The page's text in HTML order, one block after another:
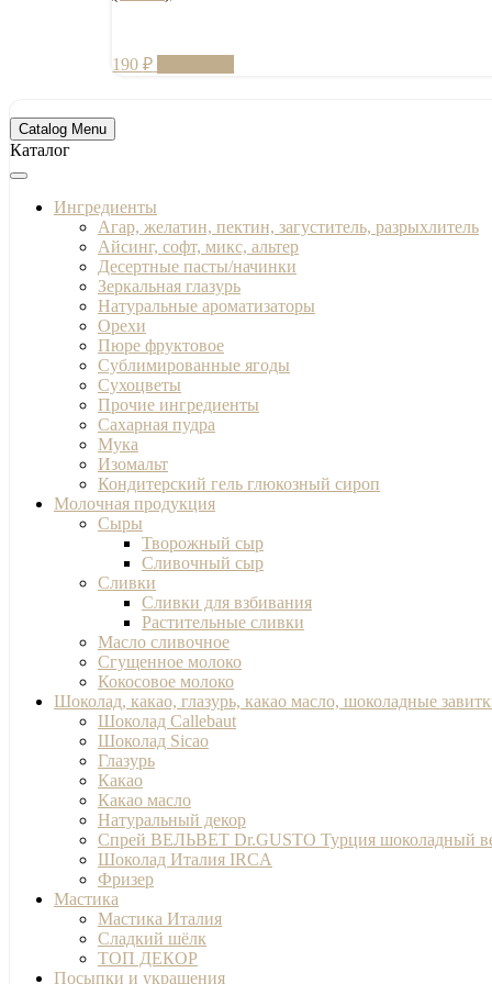
190₽
Catalog Menu
Каталог
Ингредиенты
Агар, желатин, пектин, загуститель, разрыхлитель
Айсинг, софт, микс, альтер
Десертные пасты/начинки
Зеркальная глазурь
Натуральные ароматизаторы
Орехи
Пюре фруктовое
Сублимированные ягоды
Сухоцветы
Прочие ингредиенты
Сахарная пудра
Мука
Изомальт
Кондитерский гель глюкозный сироп
Молочная продукция
Сыры
Творожный сыр
Сливочный сыр
Сливки
Сливки для взбивания
Растительные сливки
Масло сливочное
Сгущенное молоко
Кокосовое молоко
Шоколад, какао, глазурь, какао масло, шоколадные
Шоколад Callebaut
Шоколад Sicao
Глазурь
Какао
Какао масло
Натуральный декор
Спрей ВЕЛЬВЕТ Dr.GUSTO Турция шоколадный
Шоколад Италия IRCA
Фризер
Мастика
Мастика Италия
Сладкий шёлк
ТОП ДЕКОР
Посыпки и украшения